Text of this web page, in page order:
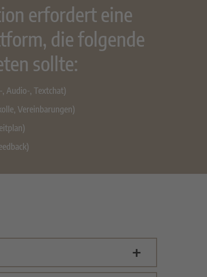
erfordert eine
die folgende
sollte:
Audio-, Textchat)
Vereinbarungen)